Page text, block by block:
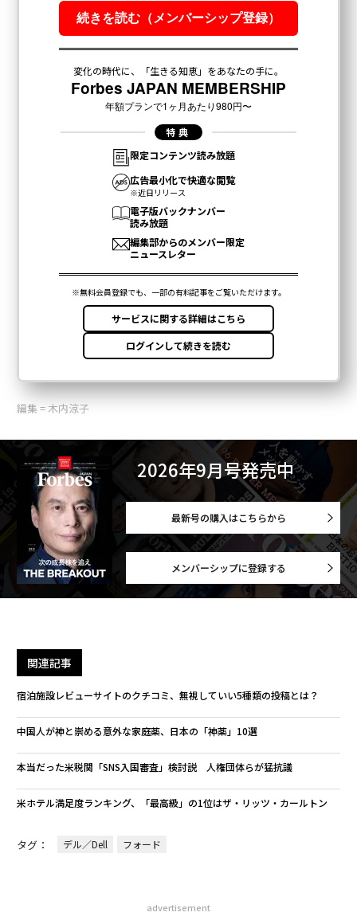
編集 = 木内涼子
2026年9月号発売中
最新号の購入はこちらから
メンバーシップに登録する
関連記事
宿泊施設レビューサイトのクチコミ、無視していい5種類の投稿とは？
中国人が神と崇める意外な家庭薬、日本の「神薬」10選
本当だった米税関「SNS入国審査」検討説 人権団体らが猛抗議
米ホテル満足度ランキング、「最高級」の1位はザ・リッツ・カールトン
タグ： デル／Dell フォード
advertisement